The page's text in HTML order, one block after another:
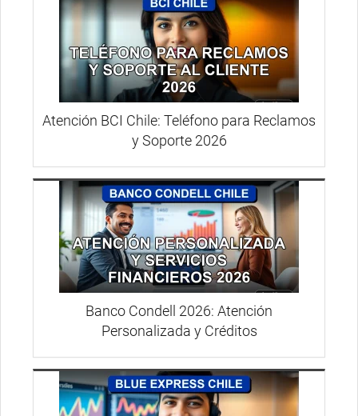
Atención BCI Chile: Teléfono para Reclamos
y Soporte 2026
Banco Condell 2026: Atención
Personalizada y Créditos